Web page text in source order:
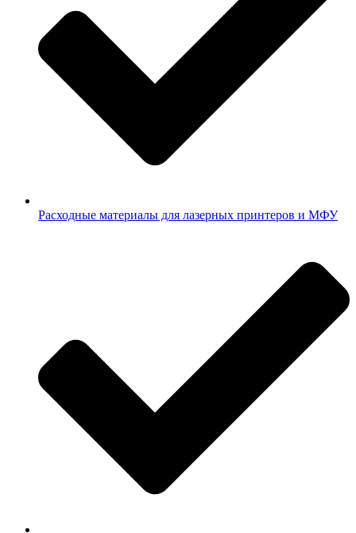
Расходные материалы для лазерных принтеров и МФУ